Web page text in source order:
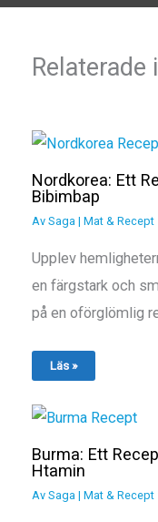
Relaterade
Nordkorea: Ett
Bibimbap
Av Saga|Mat & Recept
Upplev
en färgstark och
på en oförglömlig
Läs »
Burma: Ett
Htamin
Av Saga|Mat & Recept